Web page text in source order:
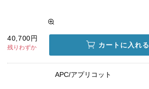
40,700円
残りわずか カートに入れる
APC/アプリコット